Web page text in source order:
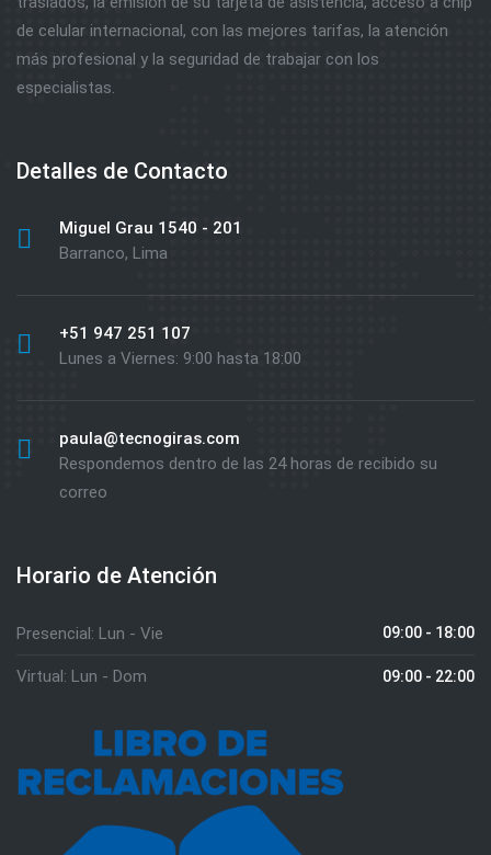
de celular internacional, con las mejores tarifas, la atención
más profesional y la seguridad de trabajar con los
especialistas.
Detalles de Contacto
Miguel Grau 1540 - 201
Barranco, Lima
+51 947 251 107
Lunes a Viernes: 9:00 hasta 18:00
paula@tecnogiras.com
Respondemos dentro de las 24 horas de recibido su
correo
Horario de Atención
Presencial: Lun - Vie 09:00 - 18:00
Virtual: Lun - Dom 09:00 - 22:00